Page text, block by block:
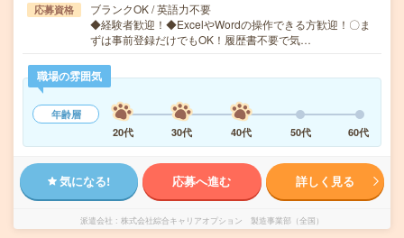
応募資格
ブランクOK / 英語力不要
◆経験者歓迎！◆ExcelやWordの操作できる方歓迎！〇ま
ずは事前登録だけでもOK！履歴書不要で気…
職場の雰囲気
年齢層
20代
30代 40代 50代 60代
気になる! 応募へ進む 詳しく見る
派遣会社 株式会社綜合キャリアオプション 製造事業部（全国）